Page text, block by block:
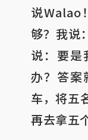
说Walao
够？我说
说：要是
办？答案
车，将五
再去拿五